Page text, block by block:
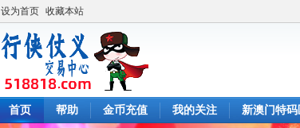
设为首页 收藏本站
首页 帮助 金币充值 我的关注 新澳门特码